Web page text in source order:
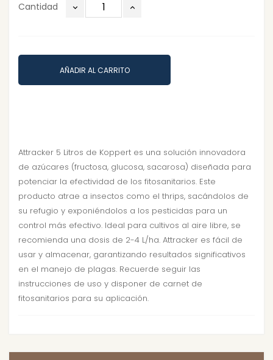
Cantidad
AÑADIR AL CARRITO
Attracker 5 Litros de Koppert es una solución innovadora
de azúcares (fructosa, glucosa, sacarosa) diseñada para
potenciar la efectividad de los fitosanitarios. Este
producto atrae a insectos como el thrips, sacándolos de
su refugio y exponiéndolos a los pesticidas para un
control más efectivo. Ideal para cultivos al aire libre, se
recomienda una dosis de 2-4 L/ha. Attracker es fácil de
usar y almacenar, garantizando resultados significativos
en el manejo de plagas. Recuerde seguir las
instrucciones de uso y disponer de carnet de
fitosanitarios para su aplicación.